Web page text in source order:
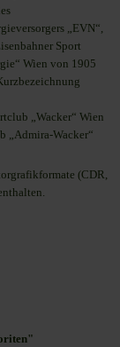
„EVN“,
Sport
Wien von 1905
„Wacker“ Wien
„Admira-Wacker“
(CDR,